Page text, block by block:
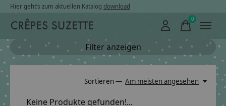
Hier geht’s zum aktuellen Katalog download
0items
Filter anzeigen
Sortieren — Am meisten angesehen
Keine Produkte gefunden!...